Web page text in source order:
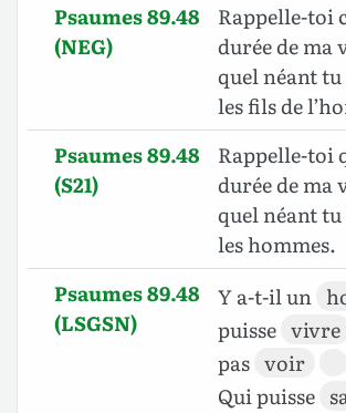
Psaumes 89.48
(NEG)
Rappelle-toi
durée de ma
quel néant tu
les fils de
Psaumes 89.48
(S21)
Rappelle-toi
durée de ma
quel néant tu
les hommes.
Psaumes 89.48
(LSGSN)
Y a-t-il un
puisse vivre
pas voir
Qui puisse